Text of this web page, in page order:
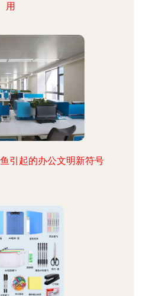
用
引起的办公文明新符号